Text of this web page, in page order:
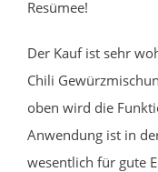
Resümee!
Der Kauf ist sehr
Chili
oben wird die
Anwendung ist in
wesentlich für gute